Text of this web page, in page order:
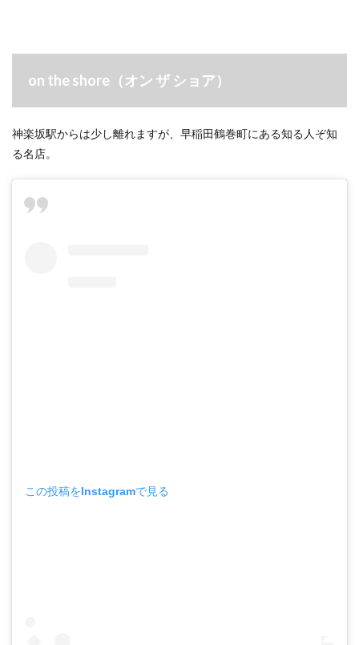
on the shore（オン ザ ショア）
神楽坂駅からは少し離れますが、早稲田鶴巻町にある知る人ぞ知
る名店。
この投稿をInstagramで見る